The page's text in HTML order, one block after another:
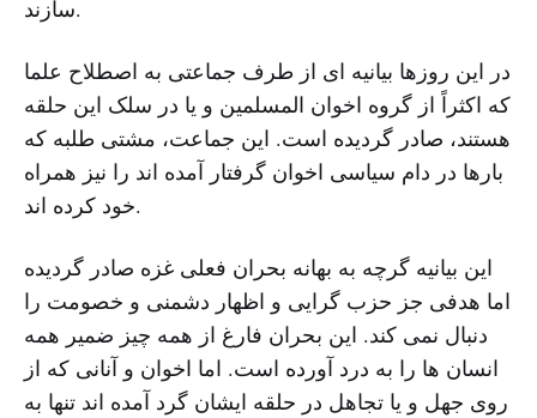
سازند.
در این روزها بیانیه ای از طرف جماعتی به اصطلاح علما
که اکثراً از گروه اخوان المسلمین و یا در سلک این حلقه
هستند، صادر گردیده است. این جماعت، مشتی طلبه که
بارها در دام سیاسی اخوان گرفتار آمده اند را نیز همراه
خود کرده اند.
این بیانیه گرچه به بهانه بحران فعلی غزه صادر گردیده
اما هدفی جز حزب گرایی و اظهار دشمنی و خصومت را
دنبال نمی کند. این بحران فارغ از همه چیز ضمیر همه
انسان ها را به درد آورده است. اما اخوان و آنانی که از
روی جهل و یا تجاهل در حلقه ایشان گرد آمده اند تنها به